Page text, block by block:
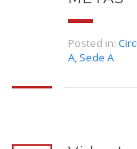
Posted in:
A, Sede A